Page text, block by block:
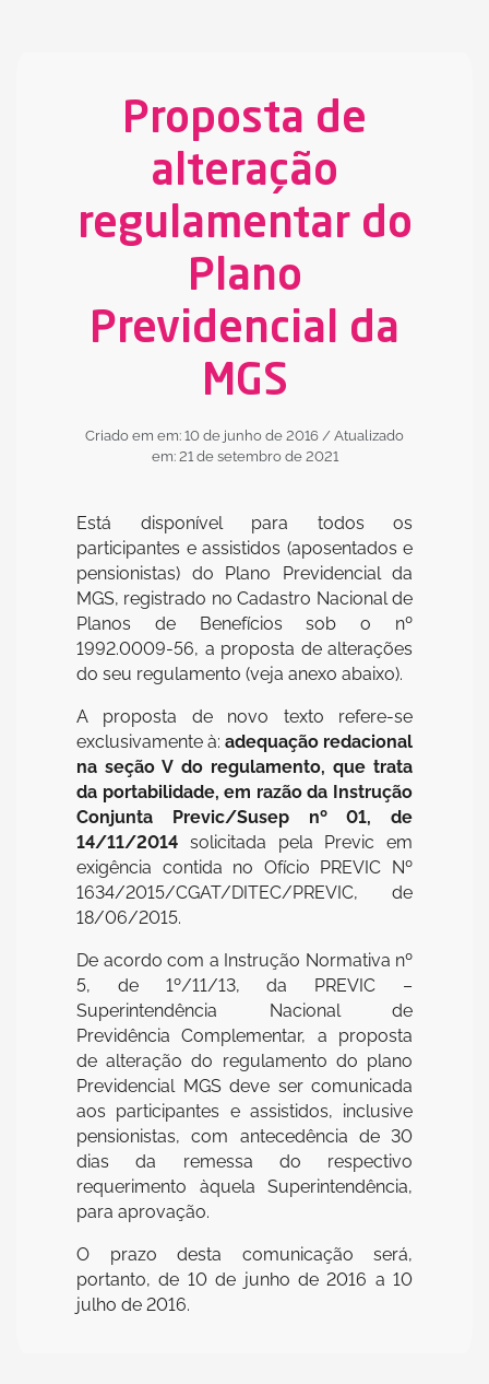
Proposta de
alteração
regulamentar do
Plano
Previdencial da
MGS
Criado em em: 10 de junho de 2016 / Atualizado
em: 21 de setembro de 2021
Está disponível para todos os
participantes e assistidos (aposentados e
pensionistas) do Plano Previdencial da
MGS, registrado no Cadastro Nacional de
Planos de Benefícios sob o nº
1992.0009-56, a proposta de alterações
do seu regulamento (veja anexo abaixo).
A proposta de novo texto refere-se
exclusivamente à: adequação redacional
na seção V do regulamento, que trata
da portabilidade, em razão da Instrução
Conjunta Previc/Susep nº 01, de
14/11/2014 solicitada pela Previc em
exigência contida no Ofício PREVIC Nº
1634/2015/CGAT/DITEC/PREVIC, de
18/06/2015.
De acordo com a Instrução Normativa nº
5, de 1º/11/13, da PREVIC –
Superintendência Nacional de
Previdência Complementar, a proposta
de alteração do regulamento do plano
Previdencial MGS deve ser comunicada
aos participantes e assistidos, inclusive
pensionistas, com antecedência de 30
dias da remessa do respectivo
requerimento àquela Superintendência,
para aprovação.
O prazo desta comunicação será,
portanto, de 10 de junho de 2016 a 10
julho de 2016.